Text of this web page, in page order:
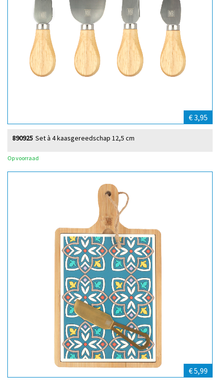
€ 3,95
Set à 4 kaasgereedschap 12,5 cm
890925
Op voorraad
€ 5,99